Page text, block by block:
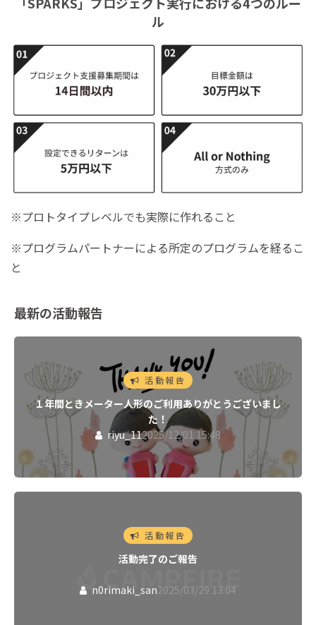
ル
※プロトタイプレベルでも実際に作れること
※プログラムパートナーによる所定のプログラムを経るこ
と
最新の活動報告
活動報告
１年間ときメーター人形のご利用ありがとうございまし
た！
riyu_112025/12/01 15:48
活動報告
活動完了のご報告
n0rimaki_san2025/03/29 13:04